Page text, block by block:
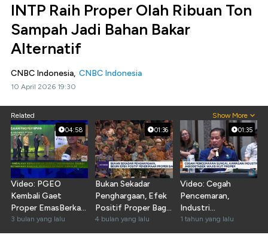
INTP Raih Proper Olah Ribuan Ton
Sampah Jadi Bahan Bakar
Alternatif
CNBC Indonesia, CNBC Indonesia
10 April 2026 19:30
Related Show More
04:58
Video: PGEO
Kembali Gaet
Proper EmasBerkat
Efiisiensi Energi
3 bulan yang lalu
01:36
Bukan Sekadar
Penghargaan, Efek
Positif Proper Bagi
Perusahaan
4 bulan yang lalu
01:35
Video: Cegah
Pencemaran,
Industri
Jabodetabek Wajib
Ikut Proper
1 tahun yang lalu